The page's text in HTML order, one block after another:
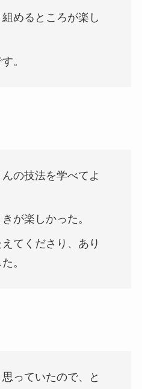
めるところが楽し
。
の技法を学べてよ
が楽しかった。
てくださり、あり
。
っていたので、と